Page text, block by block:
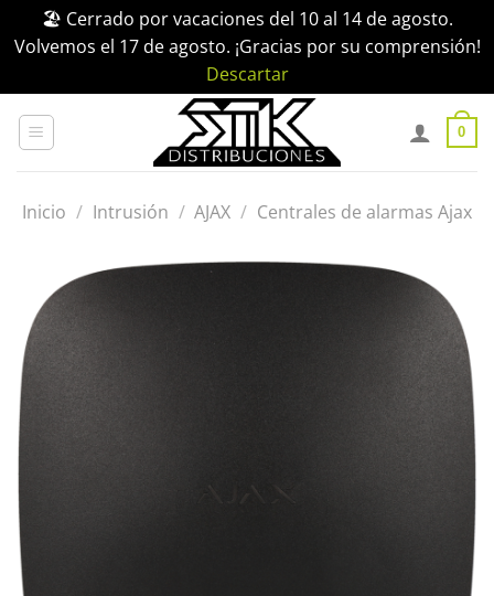
🏖️ Cerrado por vacaciones del 10 al 14 de agosto.
Volvemos el 17 de agosto. ¡Gracias por su comprensión!
Descartar
0
Inicio / Intrusión / AJAX / Centrales de alarmas Ajax